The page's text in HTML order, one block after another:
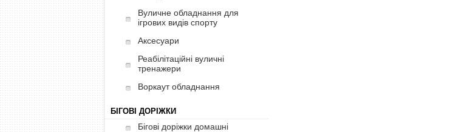
Вуличне обладнання для
ігрових видів спорту
Аксесуари
Реабілітаційні вуличні
тренажери
Воркаут обладнання
БІГОВІ ДОРІЖКИ
Бігові доріжки домашні